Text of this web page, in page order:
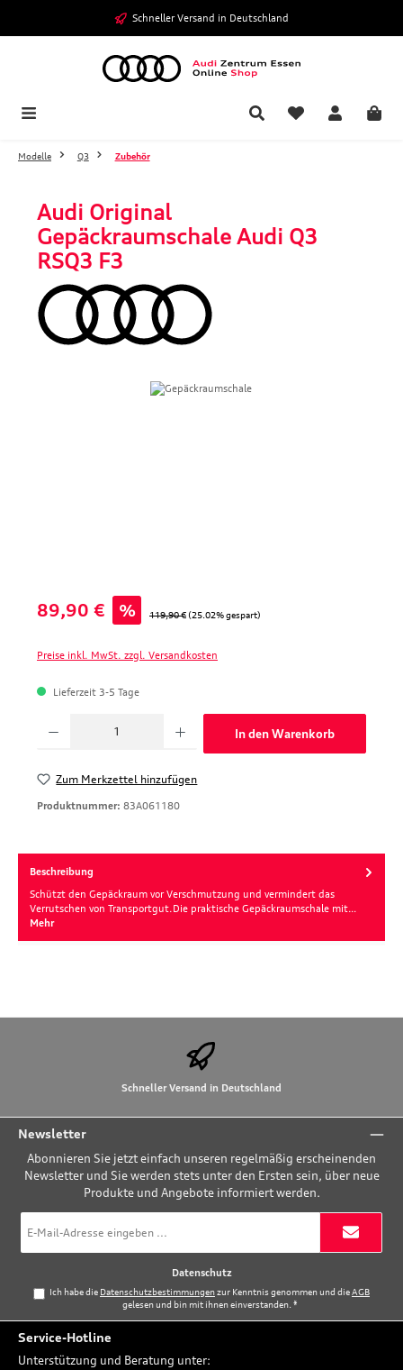
Zum Hauptinhalt springen Schneller Versand in Deutschland
Modelle Q3 Zubehör
Audi Original
Gepäckraumschale Audi Q3
RSQ3 F3
Bildergalerie überspringen
Verkaufspreis:
89,90 € % Regulärer Preis:
119,90 € (25.02% gespart)
Preise inkl. MwSt. zzgl. Versandkosten
Lieferzeit 3-5 Tage
In den Warenkorb
Zum Merkzettel hinzufügen
Produktnummer: 83A061180
Beschreibung
Schützt den Gepäckraum vor Verschmutzung und vermindert das
Verrutschen von Transportgut.Die praktische Gepäckraumschale mit…
Mehr
Schneller Versand in Deutschland
Newsletter
Abonnieren Sie jetzt einfach unseren regelmäßig erscheinenden
Newsletter und Sie werden stets unter den Ersten sein, über neue
Produkte und Angebote informiert werden.
Mail-
Adresse
Datenschutz
Ich habe die Datenschutzbestimmungenzur Kenntnis genommen und dieAGB
gelesen und bin mit ihnen einverstanden.*
Service-Hotline
Unterstützung und Beratung unter: